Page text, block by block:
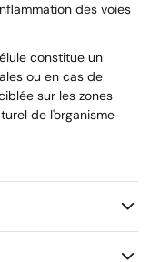
des voies
constitue un
ou en cas de
sur les zones
de l'organisme